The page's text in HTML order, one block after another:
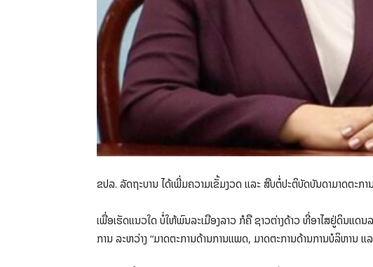
ຂປລ. ລັດຖະບານ ໄດ້ເພີ່ມຄວາມເຂັ້ມງວດ ແລະ ສືບຕໍ່ປະຕິບັດບັນດາມາດຕະ
ເພື່ອເຮັດແນວໃດ ບໍ່ໃຫ້ພົນລະເມືອງລາວ ກໍຄື ຊາວຕ່າງດ້າວ ທີ່ອາໄສຢູ່ດິນ
ການ ລະຫວ່າງ “ມາດຕະການດ້ານການແພດ, ມາດຕະການດ້ານການບໍລິຫານ ແລ